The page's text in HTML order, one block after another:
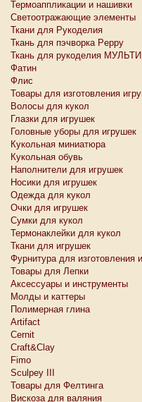
Термоаппликации и нашивки
Светоотражающие элементы
Ткани для Рукоделия
Ткань для пэчворка Peppy
Ткань для рукоделия
Фатин
Флис
Товары для изготовления
Волосы для кукол
Глазки для игрушек
Головные уборы для игрушек
Кукольная миниатюра
Кукольная обувь
Наполнители для игрушек
Носики для игрушек
Одежда для кукол
Очки для игрушек
Сумки для кукол
Термонаклейки для кукол
Ткани для игрушек
Фурнитура для изготовления
Товары для Лепки
Аксессуары и инструменты
Молды и каттеры
Полимерная глина
Artifact
Cernit
Craft&Clay
Fimo
Sculpey III
Товары для Фелтинга
Вискоза для валяния